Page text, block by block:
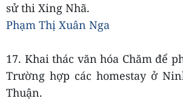
sử thi Xing Nhã.
Phạm Thị Xuân Nga
17. Khai thác văn hóa Chăm để
Trường hợp các homestay ở
Thuận.